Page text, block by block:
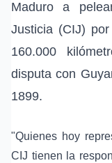
Maduro a
Justicia (CIJ)
160.000
disputa con
1899.
"Quienes hoy
CIJ tienen la